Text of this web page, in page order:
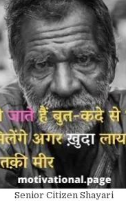
Senior Citizen Shayari